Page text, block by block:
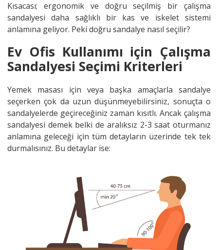
Kısacası; ergonomik ve doğru seçilmiş bir çalışma
sandalyesi daha sağlıklı bir kas ve iskelet sistemi
anlamına geliyor. Peki doğru sandalye nasıl seçilir?
Ev Ofis Kullanımı için Çalışma
Sandalyesi Seçimi Kriterleri
Yemek masası için veya başka amaçlarla sandalye
seçerken çok da uzun düşünmeyebilirsiniz, sonuçta o
sandalyelerde geçireceğiniz zaman kısıtlı. Ancak çalışma
sandalyesi demek belki de aralıksız 2-3 saat oturmanız
anlamına geleceği için tüm detayların üzerinde tek tek
durmalısınız. Bu detaylar ise: